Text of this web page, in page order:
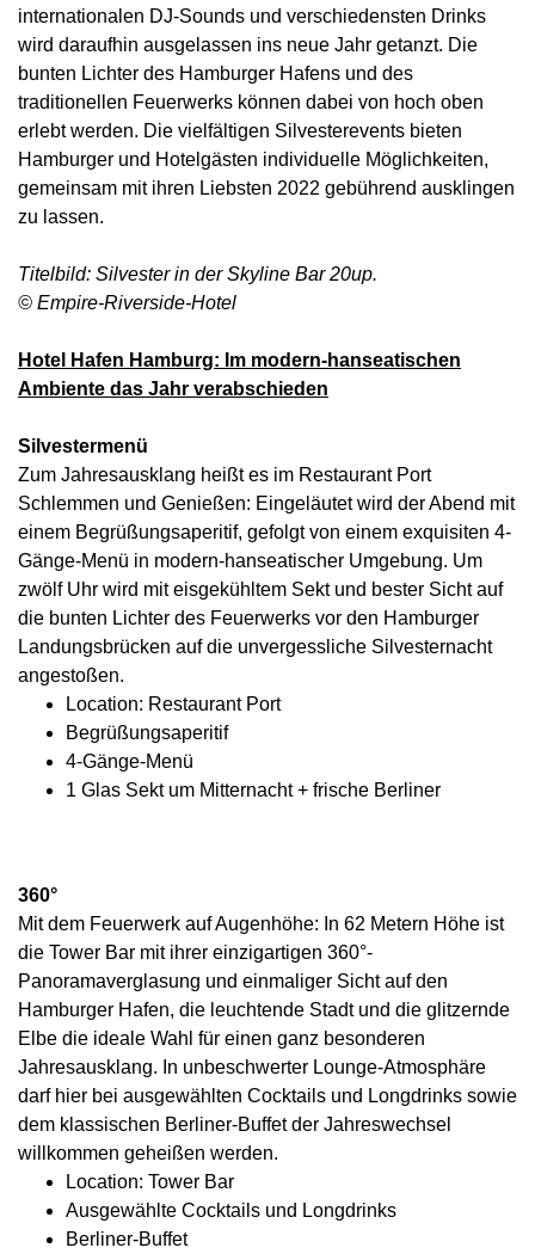
internationalen DJ-Sounds und verschiedensten Drinks
wird daraufhin ausgelassen ins neue Jahr getanzt. Die
bunten Lichter des Hamburger Hafens und des
traditionellen Feuerwerks können dabei von hoch oben
erlebt werden. Die vielfältigen Silvesterevents bieten
Hamburger und Hotelgästen individuelle Möglichkeiten,
gemeinsam mit ihren Liebsten 2022 gebührend ausklingen
zu lassen.
Titelbild: Silvester in der Skyline Bar 20up.
© Empire-Riverside-Hotel
Hotel Hafen Hamburg: Im modern-hanseatischen
Ambiente das Jahr verabschieden
Silvestermenü
Zum Jahresausklang heißt es im Restaurant Port
Schlemmen und Genießen: Eingeläutet wird der Abend mit
einem Begrüßungsaperitif, gefolgt von einem exquisiten 4-
Gänge-Menü in modern-hanseatischer Umgebung. Um
zwölf Uhr wird mit eisgekühltem Sekt und bester Sicht auf
die bunten Lichter des Feuerwerks vor den Hamburger
Landungsbrücken auf die unvergessliche Silvesternacht
angestoßen.
Location: Restaurant Port
Begrüßungsaperitif
4-Gänge-Menü
1 Glas Sekt um Mitternacht + frische Berliner
360°
Mit dem Feuerwerk auf Augenhöhe: In 62 Metern Höhe ist
die Tower Bar mit ihrer einzigartigen 360°-
Panoramaverglasung und einmaliger Sicht auf den
Hamburger Hafen, die leuchtende Stadt und die glitzernde
Elbe die ideale Wahl für einen ganz besonderen
Jahresausklang. In unbeschwerter Lounge-Atmosphäre
darf hier bei ausgewählten Cocktails und Longdrinks sowie
dem klassischen Berliner-Buffet der Jahreswechsel
willkommen geheißen werden.
Location: Tower Bar
Ausgewählte Cocktails und Longdrinks
Berliner-Buffet